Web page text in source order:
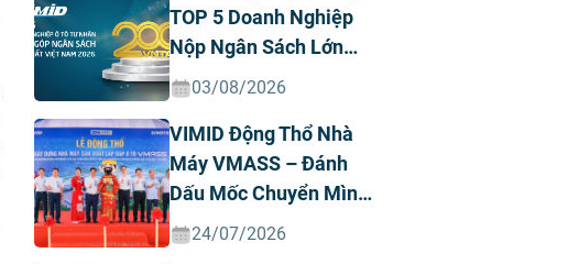
TOP 5 Doanh Nghiệp
Nộp Ngân Sách Lớn
Nhất Việt Nam Năm
Nhân
03/08/2026
VIMID Động Thổ Nhà
Máy VMASS – Đánh
Dấu Mốc Chuyển Mình
Chiến Lược
24/07/2026